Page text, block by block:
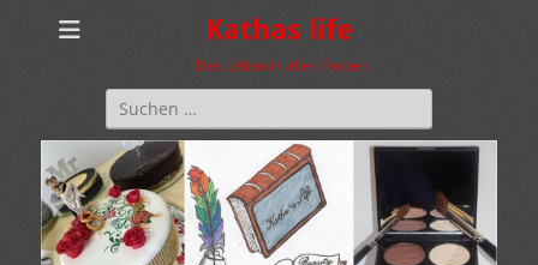
Kathas life
Das Leben in allen Farben
Suchen
nach: